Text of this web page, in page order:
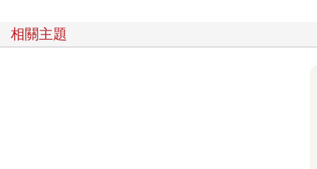
了一齣又一齣的內心戲。從這角度的話，珊珊覺得自己很辛苦，
相關主題